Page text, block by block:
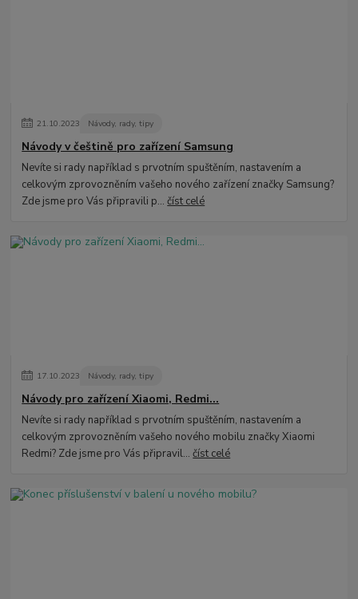
21.10.2023 Návody, rady, tipy
Návody v češtině pro zařízení Samsung
Nevíte si rady například s prvotním spuštěním, nastavením a
celkovým zprovozněním vašeho nového zařízení značky Samsung?
Zde jsme pro Vás připravili p...číst celé
17.10.2023 Návody, rady, tipy
Návody pro zařízení Xiaomi, Redmi...
Nevíte si rady například s prvotním spuštěním, nastavením a
celkovým zprovozněním vašeho nového mobilu značky Xiaomi
Redmi? Zde jsme pro Vás připravil...číst celé